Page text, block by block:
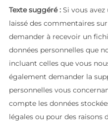
Texte suggéré : Si vous
laissé des commentaires
demander à recevoir un
données personnelles que
incluant celles que vous
également demander la
personnelles vous
compte les données
légales ou pour des raisons